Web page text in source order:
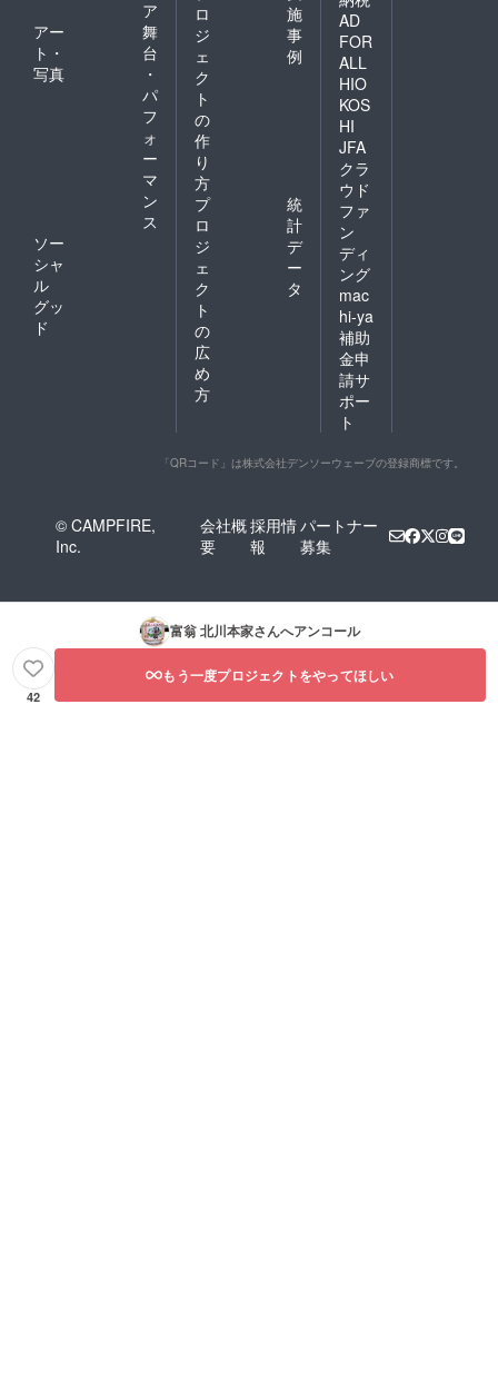
ア
アー
ト・
写真
舞
台
・
パ
フ
ォ
ー
マ
ン
ス
ソー
シャ
ル
グッ
ド
ロ
ジ
ェ
ク
ト
の
作
り
方
施
事
例
プ
ロ
ジ
ェ
ク
ト
の
広
め
方
統
計
デ
ー
タ
AD
FOR
ALL
HIO
KOS
HI
JFA
クラ
ウド
ファ
ン
ディ
ング
mac
hi-ya
補助
金申
請サ
ポー
ト
「QRコード」は株式会社デンソーウェーブの登録商標です。
© CAMPFIRE,
Inc.
会社概
要
採用情
報
パートナー
募集
富翁 北川本家さんへアンコール
42
もう一度プロジェクトをやってほしい